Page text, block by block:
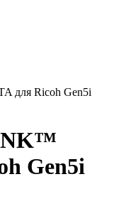
для Ricoh Gen5i
Gen5i